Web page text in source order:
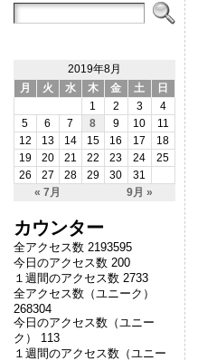
2019年8月
月
火 水 木 金 土 日
« 7月 9月 »
1 2 3
4
5
6 7 8 9 10
11
12
13 14 15 16 17
18
19
20 21 22 23 24
25
26
27 28 29 30 31
カウンター
全アクセス数 2193595
今日のアクセス数 200
１週間のアクセス数 2733
全アクセス数（ユニーク）
268304
今日のアクセス数（ユニー
ク） 113
１週間のアクセス数（ユニー